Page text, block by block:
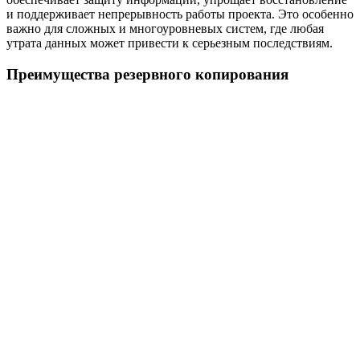
и поддерживает непрерывность работы проекта. Это особенно
важно для сложных и многоуровневых систем, где любая
утрата данных может привести к серьезным последствиям.
Преимущества резервного копирования